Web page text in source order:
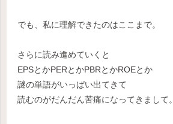
でも、私に理解できたのはここまで。
さらに読み進めていくと
EPSとかPERとかPBRとかROEとか
謎の単語がいっぱい出てきて
読むのがだんだん苦痛になってきまして。